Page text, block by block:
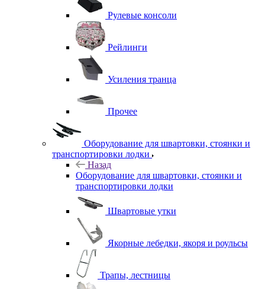
Рулевые консоли
Рейлинги
Усиления транца
Прочее
Оборудование для швартовки, стоянки и
транспортировки лодки
Назад
Оборудование для швартовки, стоянки и
транспортировки лодки
Швартовые утки
Якорные лебедки, якоря и роульсы
Трапы, лестницы